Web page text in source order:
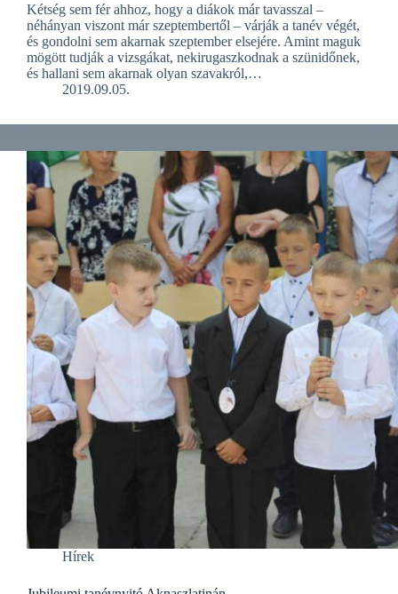
Kétség sem fér ahhoz, hogy a diákok már tavasszal –
néhányan viszont már szeptembertől – várják a tanév végét,
és gondolni sem akarnak szeptember elsejére. Amint maguk
mögött tudják a vizsgákat, nekirugaszkodnak a szünidőnek,
és hallani sem akarnak olyan szavakról,…
2019.09.05.
Hírek